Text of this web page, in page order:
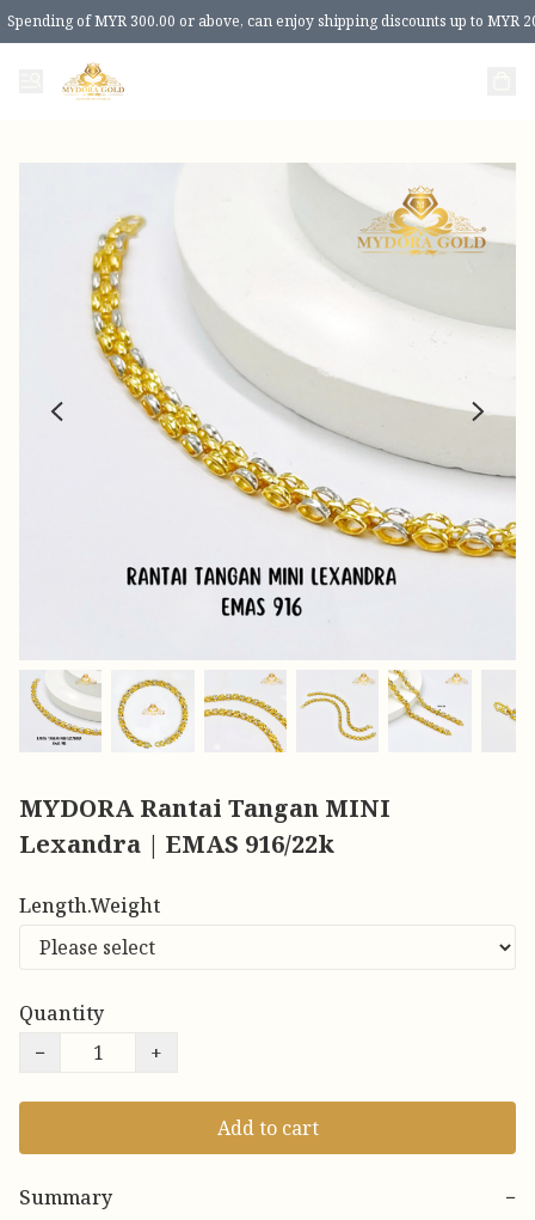
Spending of MYR 300.00 or above, can enjoy shipping discounts up to MYR
MYDORA Rantai Tangan MINI
Lexandra | EMAS 916/22k
Length.Weight
Quantity
−
+
Add to cart
Summary −